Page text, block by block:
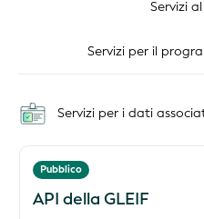
Servizi
Servizi per il
Servizi per i dati
Pubblico
API della GLEIF